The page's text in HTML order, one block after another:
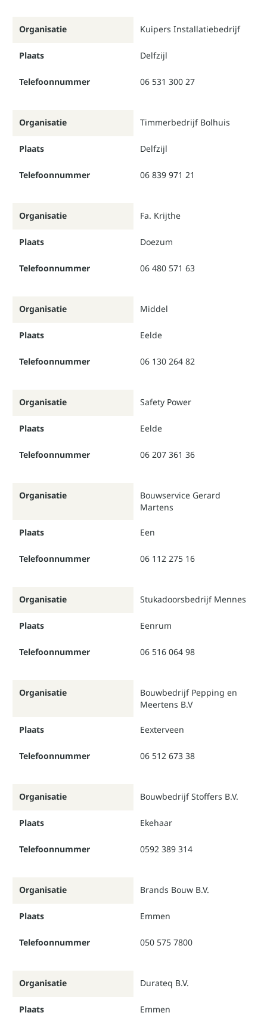
Organisatie
Plaats
Telefoonnummer
Kuipers Installatiebedrijf
Delfzijl
06 531 300 27
Organisatie
Plaats
Telefoonnummer
Timmerbedrijf Bolhuis
Delfzijl
06 839 971 21
Organisatie
Plaats
Telefoonnummer
Fa. Krijthe
Doezum
06 480 571 63
Organisatie
Plaats
Telefoonnummer
Middel
Eelde
06 130 264 82
Organisatie
Plaats
Telefoonnummer
Safety Power
Eelde
06 207 361 36
Organisatie
Plaats
Telefoonnummer
Bouwservice Gerard
Martens
Een
06 112 275 16
Organisatie
Plaats
Telefoonnummer
Stukadoorsbedrijf Mennes
Eenrum
06 516 064 98
Organisatie
Plaats
Telefoonnummer
Bouwbedrijf Pepping en
Meertens B.V
Eexterveen
06 512 673 38
Organisatie
Plaats
Telefoonnummer
Bouwbedrijf Stoffers B.V.
Ekehaar
0592 389 314
Organisatie
Plaats
Telefoonnummer
Brands Bouw B.V.
Emmen
050 575 7800
Organisatie
Plaats
Durateq B.V.
Emmen